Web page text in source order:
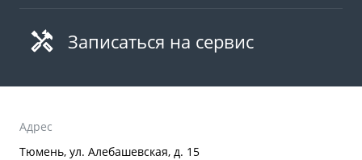
Записаться на сервис
Адрес
Тюмень, ул. Алебашевская, д. 15